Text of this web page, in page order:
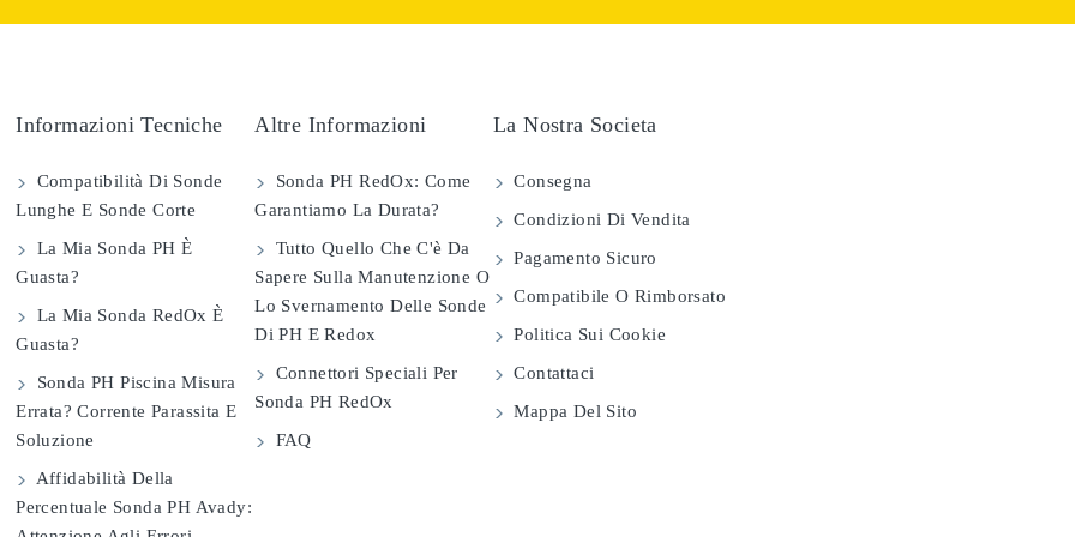
Informazioni Tecniche
Compatibilità Di Sonde
Lunghe E Sonde Corte
La Mia Sonda PH È
Guasta?
La Mia Sonda RedOx È
Guasta?
Sonda PH Piscina Misura
Errata? Corrente Parassita E
Soluzione
Affidabilità Della
Percentuale Sonda PH Avady:
Altre Informazioni
Sonda PH RedOx: Come
Garantiamo La Durata?
Tutto Quello Che C'è Da
Sapere Sulla Manutenzione O
Lo Svernamento Delle Sonde
Di PH E Redox
Connettori Speciali Per
Sonda PH RedOx
FAQ
La Nostra Societa
Consegna
Condizioni Di Vendita
Pagamento Sicuro
Compatibile O Rimborsato
Politica Sui Cookie
Contattaci
Mappa Del Sito